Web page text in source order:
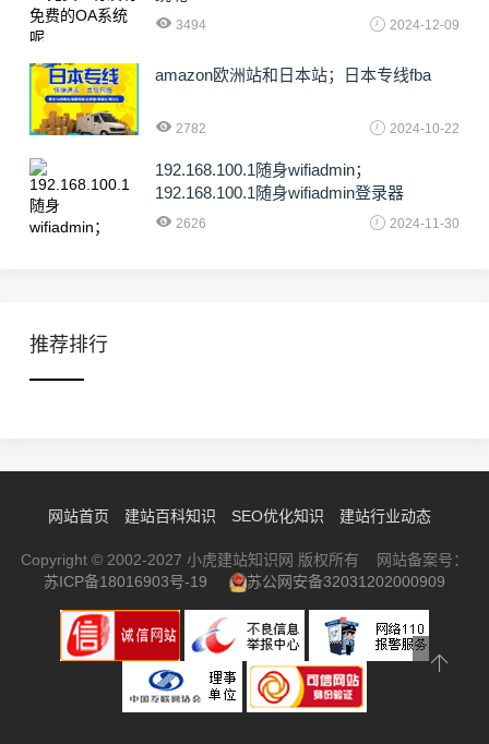
3494 2024-12-09
amazon欧洲站和日本站；日本专线fba
2782 2024-10-22
192.168.100.1随身wifiadmin；
192.168.100.1随身wifiadmin登录器
2626 2024-11-30
推荐排行
网站首页 建站百科知识 SEO优化知识 建站行业动态
Copyright © 2002-2027 小虎建站知识网 版权所有 网站备案号：
苏ICP备18016903号-19
苏公网安备32031202000909